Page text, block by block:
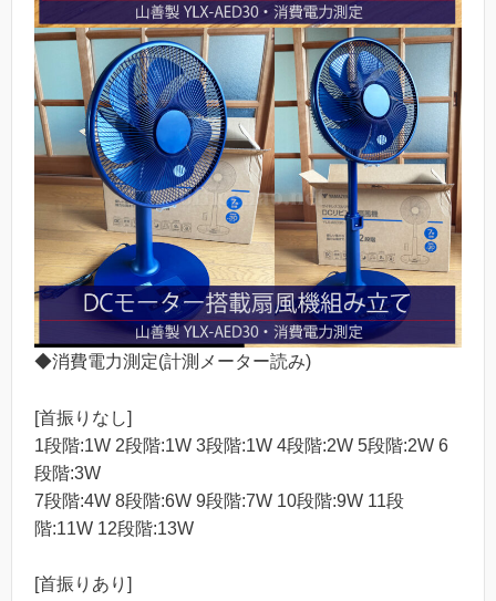
◆消費電力測定(計測メーター読み)
[首振りなし]
1段階:1W 2段階:1W 3段階:1W 4段階:2W 5段階:2W 6
段階:3W
7段階:4W 8段階:6W 9段階:7W 10段階:9W 11段
階:11W 12段階:13W
[首振りあり]